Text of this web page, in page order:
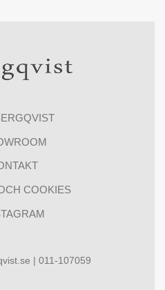
COOKIES
| 011-107059